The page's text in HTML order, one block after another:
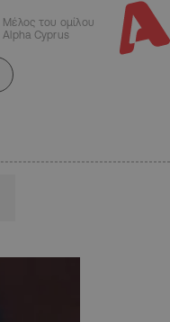
Μέλος του ομίλου
Alpha Cyprus